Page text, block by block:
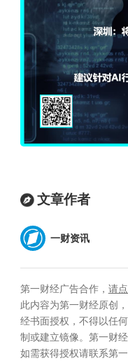
文章作者
一财资讯
第一财经广告合作， 请
此内容为第一财经原创
经书面授权，不得以任
制或建立镜像。第一财
如需获得授权请联系第